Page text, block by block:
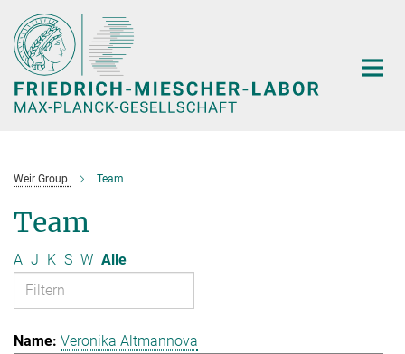
Hauptinhalt
Weir Group Team
Team
A J K S W Alle
Veronika Altmannova